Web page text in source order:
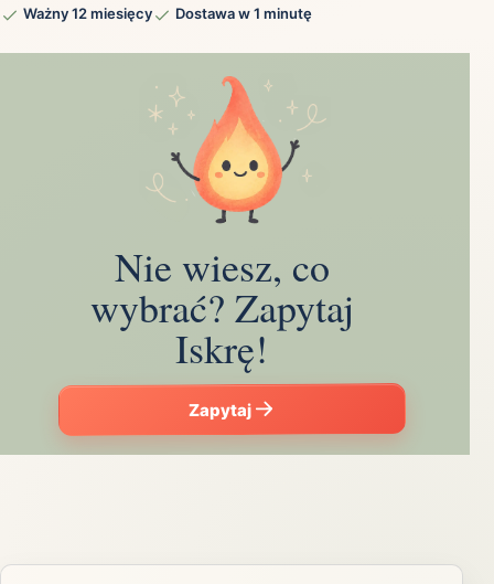
Ważny 12 miesięcy Dostawa w 1 minutę
Nie wiesz, co
wybrać? Zapytaj
Iskrę!
Zapytaj